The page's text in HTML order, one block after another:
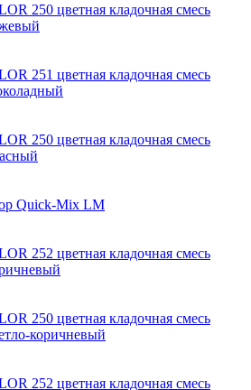
250 цветная кладочная смесь
251 цветная кладочная смесь
250 цветная кладочная смесь
Quick-Mix LM
252 цветная кладочная смесь
250 цветная кладочная смесь
коричневый
252 цветная кладочная смесь